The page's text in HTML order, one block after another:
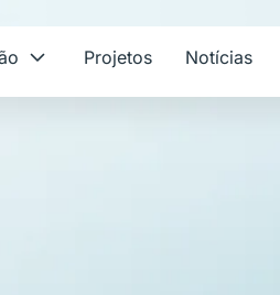
Projetos Notícias